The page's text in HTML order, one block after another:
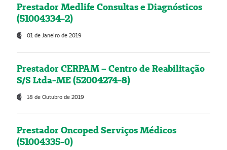
Prestador Medlife Consultas e Diagnósticos
(51004334-2)
01 de Janeiro de 2019
Prestador CERPAM – Centro de Reabilitação
S/S Ltda-ME (52004274-8)
18 de Outubro de 2019
Prestador Oncoped Serviços Médicos
(51004335-0)